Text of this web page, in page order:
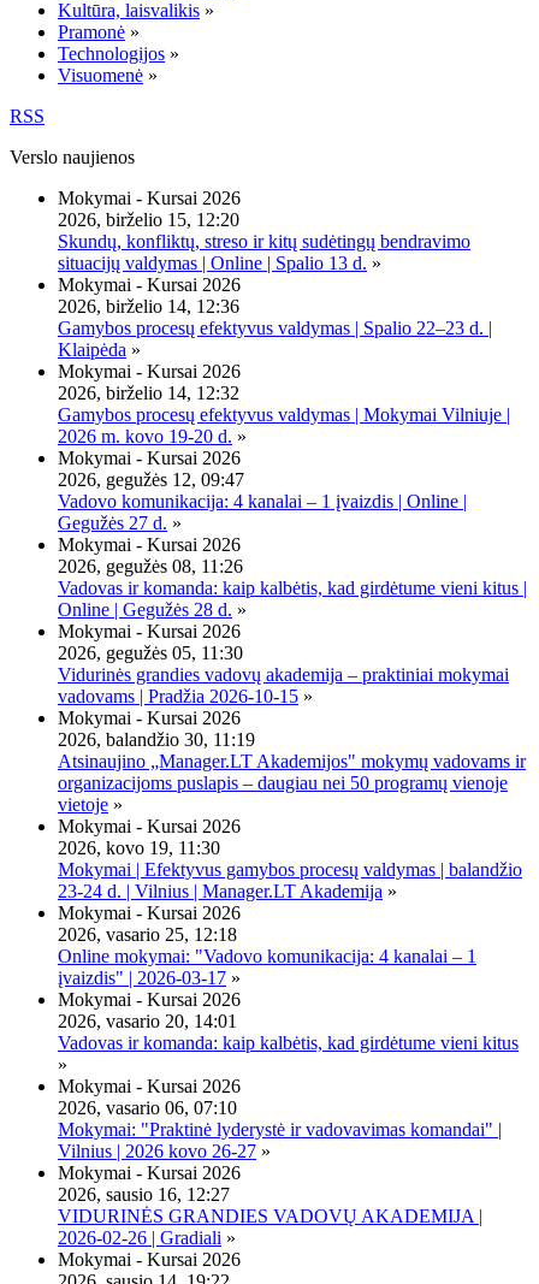
Kultūra, laisvalikis »
Pramonė »
Technologijos »
Visuomenė »
RSS
Verslo naujienos
Mokymai - Kursai 2026
2026, birželio 15, 12:20
Skundų, konfliktų, streso ir kitų sudėtingų bendravimo
situacijų valdymas | Online | Spalio 13 d. »
Mokymai - Kursai 2026
2026, birželio 14, 12:36
Gamybos procesų efektyvus valdymas | Spalio 22–23 d. |
Klaipėda »
Mokymai - Kursai 2026
2026, birželio 14, 12:32
Gamybos procesų efektyvus valdymas | Mokymai Vilniuje |
2026 m. kovo 19-20 d. »
Mokymai - Kursai 2026
2026, gegužės 12, 09:47
Vadovo komunikacija: 4 kanalai – 1 įvaizdis | Online |
Gegužės 27 d. »
Mokymai - Kursai 2026
2026, gegužės 08, 11:26
Vadovas ir komanda: kaip kalbėtis, kad girdėtume vieni kitus |
Online | Gegužės 28 d. »
Mokymai - Kursai 2026
2026, gegužės 05, 11:30
Vidurinės grandies vadovų akademija – praktiniai mokymai
vadovams | Pradžia 2026-10-15 »
Mokymai - Kursai 2026
2026, balandžio 30, 11:19
Atsinaujino „Manager.LT Akademijos" mokymų vadovams ir
organizacijoms puslapis – daugiau nei 50 programų vienoje
vietoje »
Mokymai - Kursai 2026
2026, kovo 19, 11:30
Mokymai | Efektyvus gamybos procesų valdymas | balandžio
23-24 d. | Vilnius | Manager.LT Akademija »
Mokymai - Kursai 2026
2026, vasario 25, 12:18
Online mokymai: "Vadovo komunikacija: 4 kanalai – 1
įvaizdis" | 2026-03-17 »
Mokymai - Kursai 2026
2026, vasario 20, 14:01
Vadovas ir komanda: kaip kalbėtis, kad girdėtume vieni kitus
»
Mokymai - Kursai 2026
2026, vasario 06, 07:10
Mokymai: "Praktinė lyderystė ir vadovavimas komandai" |
Vilnius | 2026 kovo 26-27 »
Mokymai - Kursai 2026
2026, sausio 16, 12:27
VIDURINĖS GRANDIES VADOVŲ AKADEMIJA |
2026-02-26 | Gradiali »
Mokymai - Kursai 2026